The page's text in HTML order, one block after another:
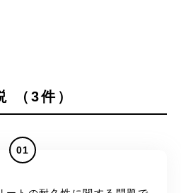
（3件）
01